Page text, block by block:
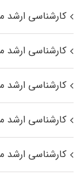
کارشناسی ارشد
کارشناسی ارشد
کارشناسی ارشد
کارشناسی ارشد
کارشناسی ارشد